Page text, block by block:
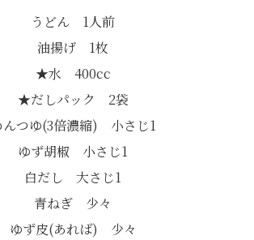
うどん 1人前
油揚げ 1枚
★水 400cc
★だしパック 2袋
んつゆ(3倍濃縮) 小さじ1
ゆず胡椒 小さじ1
白だし 大さじ1
青ねぎ 少々
ゆず皮(あれば) 少々